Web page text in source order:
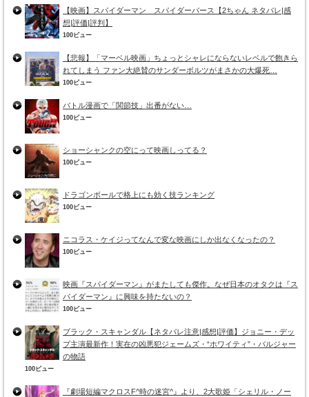
【映画】スパイダーマン スパイダーバース【2ちゃん ネタバレ|感
想|評価|評判】
100ビュー
【悲報】「マーベル映画」ちょっとシャレにならないレベルで飽きら
れてしまう ファン大絶賛のサンダーボルツがまさかの大爆死…
100ビュー
バトル漫画で「関節技」出番がない…
100ビュー
ショーシャンクの空にって映画しってる？
100ビュー
ドラゴンボールで格上にも効く技ランキング
100ビュー
ニコラス・ケイジってなんで変な映画にしか出なくなったの？
100ビュー
映画『スパイダーマン』がまたしても傑作。なぜ日本のオタクは『ス
パイダーマン』に興味を持たないの？
100ビュー
ブラック・スキャンダル【ネタバレ注意|感想|評価】ジョニー・デッ
プ主演最新作！実在の凶悪犯ジェームズ・“ホワイティ”・バルジャー
の物語
100ビュー
『劇場短編マクロスF^時の迷宮^』より、2大歌姫「シェリル・ノー